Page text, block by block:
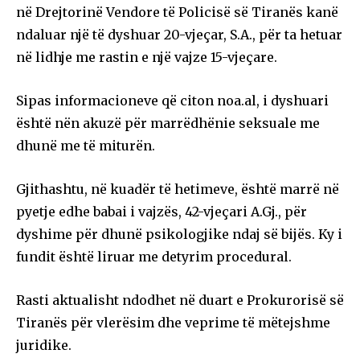
në Drejtorinë Vendore të Policisë së Tiranës kanë
ndaluar një të dyshuar 20-vjeçar, S.A., për ta hetuar
në lidhje me rastin e një vajze 15-vjeçare.
Sipas informacioneve që citon noa.al, i dyshuari
është nën akuzë për marrëdhënie seksuale me
dhunë me të miturën.
Gjithashtu, në kuadër të hetimeve, është marrë në
pyetje edhe babai i vajzës, 42-vjeçari A.Gj., për
dyshime për dhunë psikologjike ndaj së bijës. Ky i
fundit është liruar me detyrim procedural.
Rasti aktualisht ndodhet në duart e Prokurorisë së
Tiranës për vlerësim dhe veprime të mëtejshme
juridike.